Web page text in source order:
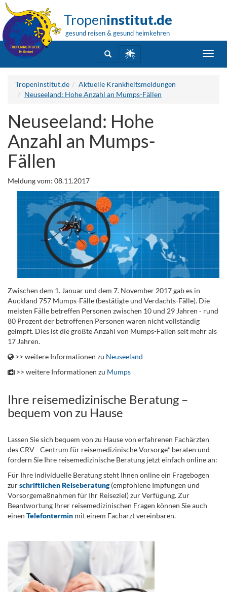
Tropeninstitut.de
gesund reisen & gesund heimkehren
Tropeninstitut.de
Aktuelle Krankheitsmeldungen
Neuseeland: Hohe Anzahl an Mumps-Fällen
Neuseeland: Hohe
Anzahl an Mumps-
Fällen
Meldung vom: 08.11.2017
Zwischen dem 1. Januar und dem 7. November 2017 gab es in
Auckland 757 Mumps-Fälle (bestätigte und Verdachts-Fälle). Die
meisten Fälle betreffen Personen zwischen 10 und 29 Jahren - rund
80 Prozent der betroffenen Personen waren nicht vollständig
geimpft. Dies ist die größte Anzahl von Mumps-Fällen seit mehr als
17 Jahren.
>> weitere Informationen zu Neuseeland
>> weitere Informationen zu Mumps
Ihre reisemedizinische Beratung –
bequem von zu Hause
Lassen Sie sich bequem von zu Hause von erfahrenen Fachärzten
des CRV - Centrum für reisemedizinische Vorsorge* beraten und
fordern Sie Ihre reisemedizinische Beratung jetzt einfach online an:
Für Ihre individuelle Beratung steht Ihnen online ein Fragebogen
zurschriftlichen Reiseberatung(empfohlene Impfungen und
Vorsorgemaßnahmen für Ihr Reiseziel) zur Verfügung. Zur
Beantwortung Ihrer reisemedizinischen Fragen können Sie auch
einen Telefontermin mit einem Facharzt vereinbaren.